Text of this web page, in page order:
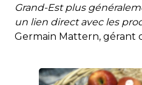
Grand-Est plus
un lien direct avec les
Germain Mattern, gérant